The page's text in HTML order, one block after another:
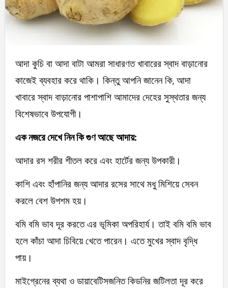
আদা কুচি বা আদা বাটা আমরা সাধারণত খাবারের স্বাদ বাড়ানোর
কাজেই ব্যবহার করে থাকি। কিন্তু আপনি জানেন কি, আদা
খাবারে স্বাদ বাড়ানোর পাশাপাশি আমাদের দেহের সুস্থতার জন্য
বিশেষভাবে উপযোগী।
এক নজরে দেখে নিন কি গুণ আছে আদায়:
আদার রস শরীর শীতল করে এবং হার্টের জন্য উপকারী।
কাশি এবং হাঁপানির জন্য আদার রসের সাথে মধু মিশিয়ে সেবন
করলে বেশ উপশম হয়।
বমি বমি ভাব দূর করতে এর ভূমিকা অপরিহার্য। তাই বমি বমি ভাব
হলে কাঁচা আদা চিবিয়ে খেতে পারেন। এতে মুখের স্বাদ বৃদ্ধি
পায়।
মাইগ্রেনের ব্যথা ও ডায়াবেটিসজনিত কিডনির জটিলতা দূর করে